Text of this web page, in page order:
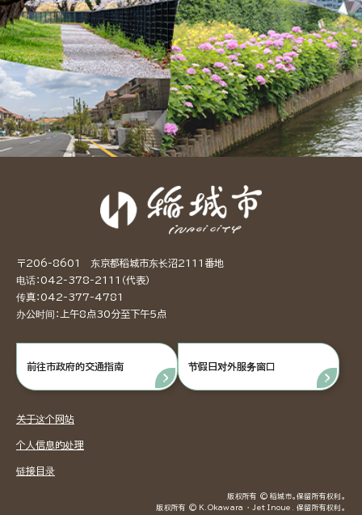
〒206-8601 东京都稻城市东长沼2111番地
电话：042-378-2111（代表）
传真：042-377-4781
办公时间：上午8点30分至下午5点
前往市政府的交通指南 节假日对外服务窗口
关于这个网站
个人信息的处理
链接目录
版权所有 © 稻城市。保留所有权利。
版权所有 © K.Okawara ・ Jet Inoue. 保留所有权利。